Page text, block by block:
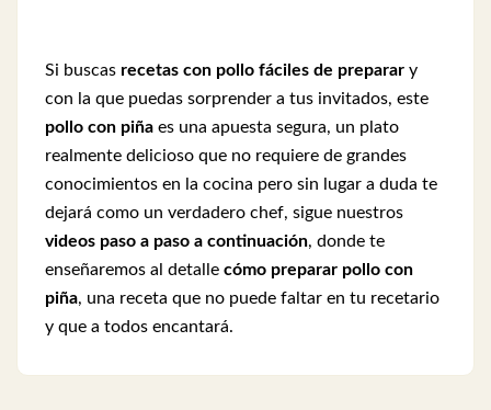
Si buscas recetas con pollo fáciles de preparar y
con la que puedas sorprender a tus invitados, este
pollo con piña es una apuesta segura, un plato
realmente delicioso que no requiere de grandes
conocimientos en la cocina pero sin lugar a duda te
dejará como un verdadero chef, sigue nuestros
videos paso a paso a continuación, donde te
enseñaremos al detalle cómo preparar pollo con
piña, una receta que no puede faltar en tu recetario
y que a todos encantará.